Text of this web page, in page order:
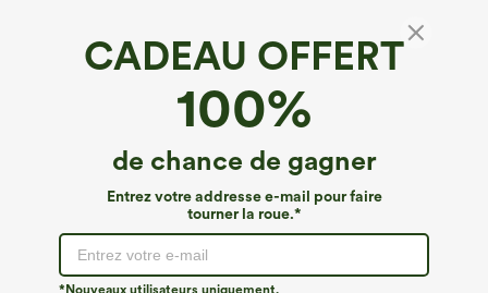
CADEAU OFFERT
100%
de chance de gagner
Entrez votre addresse e-mail pour faire
tourner la roue.*
*Nouveaux utilisateurs uniquement.
Top décontracté à col rond, manches longues
€35,95 EUR Buy 2, Get 1 Free